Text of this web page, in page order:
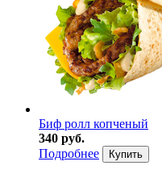
Биф ролл копченый
340 руб.
Подробнее
Купить